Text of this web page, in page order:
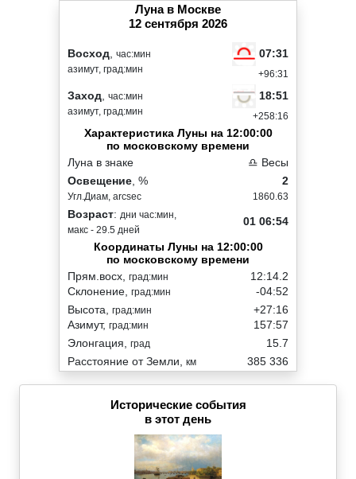
Луна в Москве
12 сентября 2026
Восход час:мин
азимут, град:мин
07:31
+96:31
Заход час:мин
азимут, град:мин
18:51
+258:16
Характеристика Луны на 12:00:00
по московскому времени
Луна в знаке
♎ Весы
Освещение , %
Угл.Диам, arcsec
2
1860.63
Возраст: дни час:мин,
макс - 29.5 дней
01 06:54
Координаты Луны на 12:00:00
по московскому времени
Прям.восх, град:мин
Склонение, град:мин
12:14.2
-04:52
Высота, град:мин
Азимут, град:мин
+27:16
157:57
Элонгация, град
15.7
Расстояние от Земли, км 385 336
Исторические события
в этот день